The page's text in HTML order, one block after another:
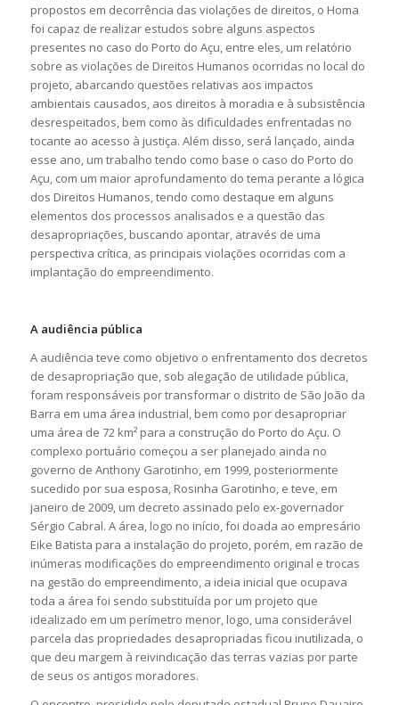
propostos em decorrência das violações de direitos, o Homa
foi capaz de realizar estudos sobre alguns aspectos
presentes no caso do Porto do Açu, entre eles, um relatório
sobre as violações de Direitos Humanos ocorridas no local do
projeto, abarcando questões relativas aos impactos
ambientais causados, aos direitos à moradia e à subsistência
desrespeitados, bem como às dificuldades enfrentadas no
tocante ao acesso à justiça. Além disso, será lançado, ainda
esse ano, um trabalho tendo como base o caso do Porto do
Açu, com um maior aprofundamento do tema perante a lógica
dos Direitos Humanos, tendo como destaque em alguns
elementos dos processos analisados e a questão das
desapropriações, buscando apontar, através de uma
perspectiva crítica, as principais violações ocorridas com a
implantação do empreendimento.
A audiência pública
A audiência teve como objetivo o enfrentamento dos decretos
de desapropriação que, sob alegação de utilidade pública,
foram responsáveis por transformar o distrito de São João da
Barra em uma área industrial, bem como por desapropriar
uma área de 72 km² para a construção do Porto do Açu. O
complexo portuário começou a ser planejado ainda no
governo de Anthony Garotinho, em 1999, posteriormente
sucedido por sua esposa, Rosinha Garotinho, e teve, em
janeiro de 2009, um decreto assinado pelo ex-governador
Sérgio Cabral. A área, logo no início, foi doada ao empresário
Eike Batista para a instalação do projeto, porém, em razão de
inúmeras modificações do empreendimento original e trocas
na gestão do empreendimento, a ideia inicial que ocupava
toda a área foi sendo substituída por um projeto que
idealizado em um perímetro menor, logo, uma considerável
parcela das propriedades desapropriadas ficou inutilizada, o
que deu margem à reivindicação das terras vazias por parte
de seus os antigos moradores.